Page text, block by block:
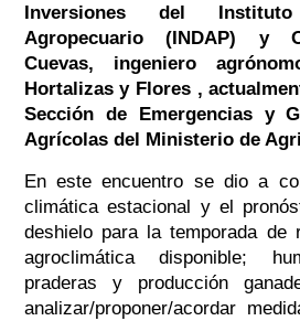
Inversiones del
Agropecuario (INDAP) y
Cuevas, ingeniero
Hortalizas y Flores ,
Sección de Emergencias y
Agrícolas del Ministerio de
En este encuentro se dio a
climática estacional y el
deshielo para la temporada de
agroclimática disponible;
praderas y producción
analizar/proponer/acordar